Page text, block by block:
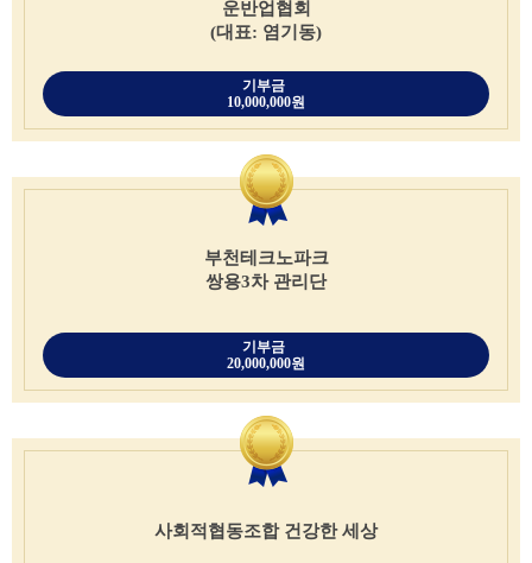
운반업협회
(대표: 염기동)
기부금
10,000,000원
부천테크노파크
쌍용3차 관리단
기부금
20,000,000원
사회적협동조합 건강한 세상